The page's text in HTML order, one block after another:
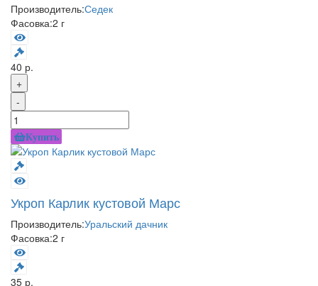
Производитель:Седек
Фасовка:2 г
40 р.
+
-
Купить
Укроп Карлик кустовой Марс
Производитель:Уральский дачник
Фасовка:2 г
35 р.